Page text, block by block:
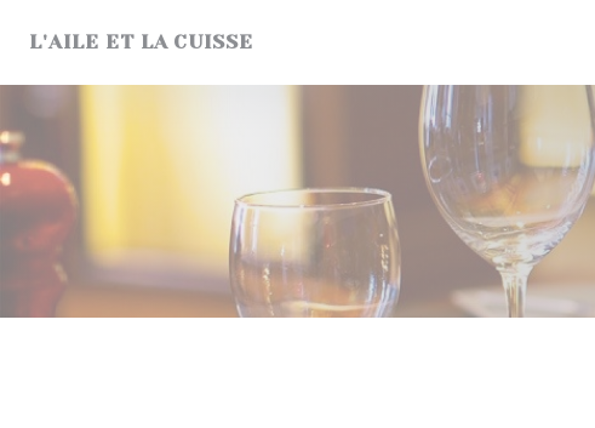
L'AILE ET LA CUISSE